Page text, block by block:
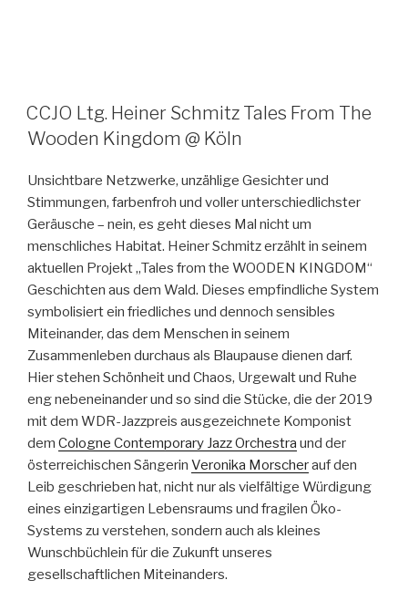
CCJO Ltg. Heiner Schmitz Tales From The
Wooden Kingdom @ Köln
Unsichtbare Netzwerke, unzählige Gesichter und
Stimmungen, farbenfroh und voller unterschiedlichster
Geräusche – nein, es geht dieses Mal nicht um
menschliches Habitat. Heiner Schmitz erzählt in seinem
aktuellen Projekt „Tales from the WOODEN KINGDOM“
Geschichten aus dem Wald. Dieses empfindliche System
symbolisiert ein friedliches und dennoch sensibles
Miteinander, das dem Menschen in seinem
Zusammenleben durchaus als Blaupause dienen darf.
Hier stehen Schönheit und Chaos, Urgewalt und Ruhe
eng nebeneinander und so sind die Stücke, die der 2019
mit dem WDR-Jazzpreis ausgezeichnete Komponist
dem Cologne Contemporary Jazz Orchestra und der
österreichischen Sängerin Veronika Morscherauf den
Leib geschrieben hat, nicht nur als vielfältige Würdigung
eines einzigartigen Lebensraums und fragilen Öko-
Systems zu verstehen, sondern auch als kleines
Wunschbüchlein für die Zukunft unseres
gesellschaftlichen Miteinanders.